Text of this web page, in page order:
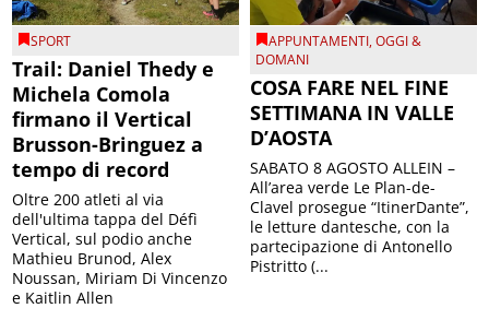
SPORT
Trail: Daniel Thedy e
Michela Comola
firmano il Vertical
Brusson-Bringuez a
tempo di record
Oltre 200 atleti al via
dell'ultima tappa del Défì
Vertical, sul podio anche
Mathieu Brunod, Alex
Noussan, Miriam Di Vincenzo
e Kaitlin Allen
APPUNTAMENTI,OGGI &
DOMANI
COSA FARE NEL FINE
SETTIMANA IN VALLE
D’AOSTA
SABATO 8 AGOSTO ALLEIN –
All’area verde Le Plan-de-
Clavel prosegue “ItinerDante”,
le letture dantesche, con la
partecipazione di Antonello
Pistritto (...